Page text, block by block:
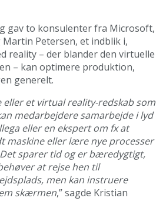
gav to konsulenter fra Microsoft,
Petersen, et indblik i,
reality – der blander den virtuelle
– kan optimere produktion,
generelt.
et virtual reality-redskab som
medarbejdere samarbejde i lyd
eller en ekspert om fx at
maskine eller lære nye processer
sparer tid og er bæredygtigt,
at rejse hen til
men kan instruere
skærmen,” sagde Kristian